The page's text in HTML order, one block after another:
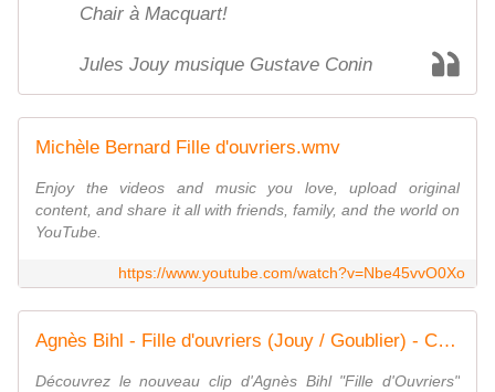
Chair à Macquart!
Jules Jouy musique Gustave Conin
Michèle Bernard Fille d'ouvriers.wmv
Enjoy the videos and music you love, upload original
content, and share it all with friends, family, and the world on
YouTube.
https://www.youtube.com/watch?v=Nbe45vvO0Xo
Agnès Bihl - Fille d'ouvriers (Jouy / Goublier) - Clip Officiel
Découvrez le nouveau clip d'Agnès Bihl "Fille d'Ouvriers"